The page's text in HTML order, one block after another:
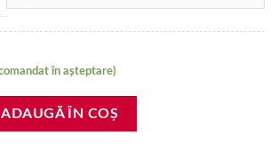
909.90 lei
în așteptare)
(10 ml, 50 ml, 100 ml, 1 litru)
ADAUGĂ ÎN COȘ